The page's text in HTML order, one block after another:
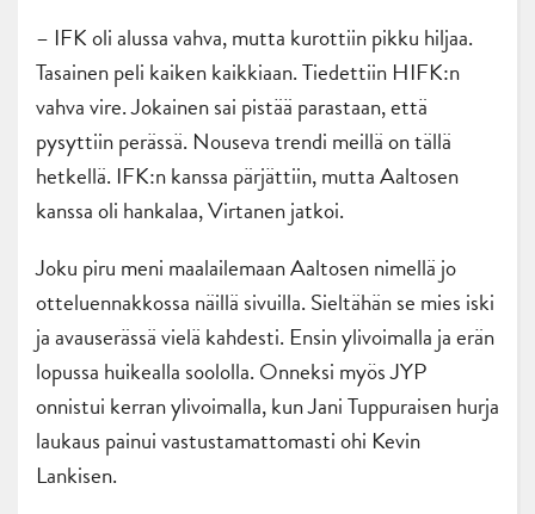
– IFK oli alussa vahva, mutta kurottiin pikku hiljaa.
Tasainen peli kaiken kaikkiaan. Tiedettiin HIFK:n
vahva vire. Jokainen sai pistää parastaan, että
pysyttiin perässä. Nouseva trendi meillä on tällä
hetkellä. IFK:n kanssa pärjättiin, mutta Aaltosen
kanssa oli hankalaa, Virtanen jatkoi.
Joku piru meni maalailemaan Aaltosen nimellä jo
otteluennakkossa näillä sivuilla. Sieltähän se mies iski
ja avauserässä vielä kahdesti. Ensin ylivoimalla ja erän
lopussa huikealla soololla. Onneksi myös JYP
onnistui kerran ylivoimalla, kun Jani Tuppuraisen hurja
laukaus painui vastustamattomasti ohi Kevin
Lankisen.